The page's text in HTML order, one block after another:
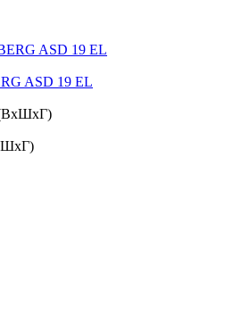
ASD 19 EL
(ВхШхГ)